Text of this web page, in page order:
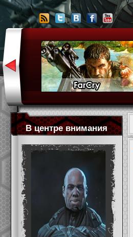
В центре внимания